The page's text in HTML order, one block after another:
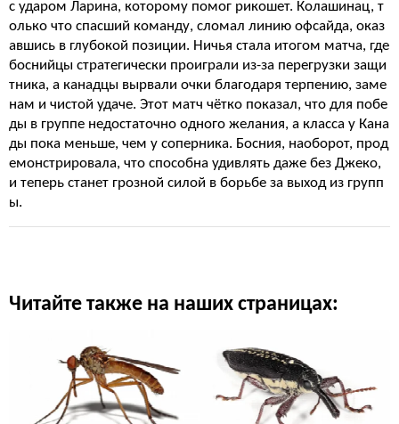
с ударом Ларина, которому помог рикошет. Колашинац, т
олько что спасший команду, сломал линию офсайда, оказ
авшись в глубокой позиции. Ничья стала итогом матча, где
боснийцы стратегически проиграли из-за перегрузки защи
тника, а канадцы вырвали очки благодаря терпению, заме
нам и чистой удаче. Этот матч чётко показал, что для побе
ды в группе недостаточно одного желания, а класса у Кана
ды пока меньше, чем у соперника. Босния, наоборот, прод
емонстрировала, что способна удивлять даже без Джеко,
и теперь станет грозной силой в борьбе за выход из групп
ы.
Читайте также на наших страницах: